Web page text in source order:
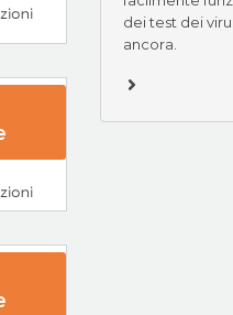
dei test dei
ancora.